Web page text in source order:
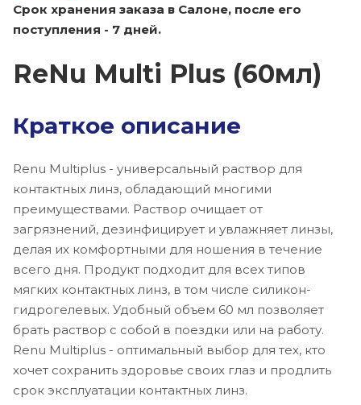
Срок хранения заказа в Салоне, после его
поступления - 7 дней.
ReNu Multi Plus (60мл)
Краткое описание
Renu Multiplus - универсальный раствор для
контактных линз, обладающий многими
преимуществами. Раствор очищает от
загрязнений, дезинфицирует и увлажняет линзы,
делая их комфортными для ношения в течение
всего дня. Продукт подходит для всех типов
мягких контактных линз, в том числе силикон-
гидрогелевых. Удобный объем 60 мл позволяет
брать раствор с собой в поездки или на работу.
Renu Multiplus - оптимальный выбор для тех, кто
хочет сохранить здоровье своих глаз и продлить
срок эксплуатации контактных линз.